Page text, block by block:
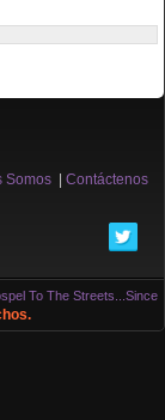
Somos
Contáctenos
To The Streets...Since